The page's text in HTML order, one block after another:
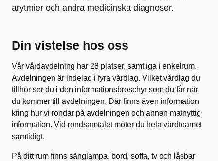
arytmier och andra medicinska diagnoser.
Din vistelse hos oss
Vår vårdavdelning har 28 platser, samtliga i enkelrum.
Avdelningen är indelad i fyra vårdlag. Vilket vårdlag du
tillhör ser du i den informationsbroschyr som du får när
du kommer till avdelningen. Där finns även information
kring hur vi rondar på avdelningen och annan matnyttig
information. Vid rondsamtalet möter du hela vårdteamet
samtidigt.
På ditt rum finns sänglampa, bord, soffa, tv och låsbar